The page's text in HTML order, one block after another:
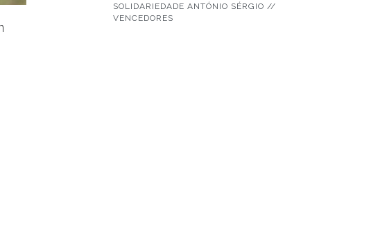
SOLIDARIEDADE ANTÓNIO SÉRGIO //
VENCEDORES